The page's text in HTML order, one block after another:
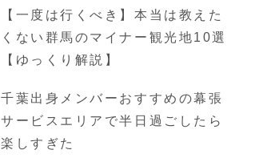
【一度は行くべき】本当は教えた
くない群馬のマイナー観光地10選
【ゆっくり解説】
千葉出身メンバーおすすめの幕張
サービスエリアで半日過ごしたら
楽しすぎた